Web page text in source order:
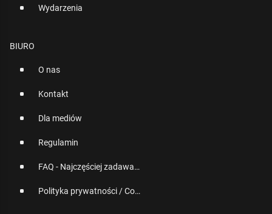
Wydarzenia
BIURO
O nas
Kontakt
Dla mediów
Regulamin
FAQ - Najczęściej zadawane pytania
Polityka prywatności / Cookies